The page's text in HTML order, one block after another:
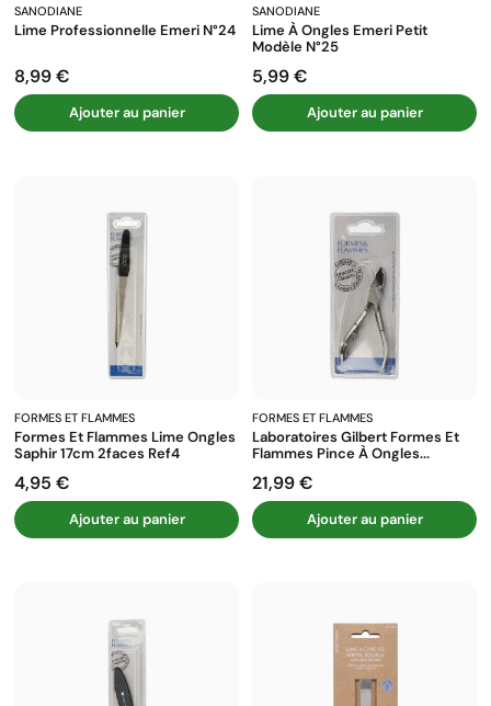
SANODIANE
Lime Professionnelle Emeri N°24
Prix
8,99 €
Ajouter au panier
SANODIANE
Lime À Ongles Emeri Petit
Modèle N°25
Prix
5,99 €
Ajouter au panier
FORMES ET FLAMMES
Formes Et Flammes Lime Ongles
Saphir 17cm 2faces Ref4
Prix
4,95 €
Ajouter au panier
FORMES ET FLAMMES
Laboratoires Gilbert Formes Et
Flammes Pince À Ongles...
Prix
21,99 €
Ajouter au panier